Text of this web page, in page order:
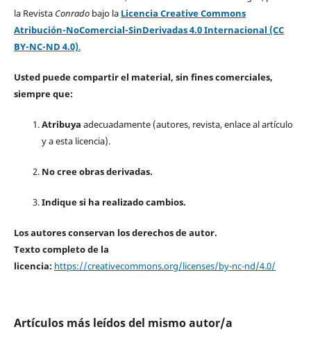
la Revista Conradobajo la Licencia Creative Commons
Atribución-NoComercial-SinDerivadas 4.0 Internacional (CC
BY-NC-ND 4.0).
Usted puede compartir el material, sin fines comerciales,
siempre que:
Atribuya adecuadamente (autores, revista, enlace al artículo
y a esta licencia).
No cree obras derivadas.
Indique si ha realizado cambios.
Los autores conservan los derechos de autor.
Texto completo de la
licencia: https://creativecommons.org/licenses/by-nc-nd/4.0/
Artículos más leídos del mismo autor/a